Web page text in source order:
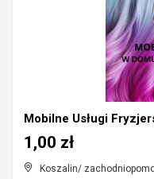
Mobilne Usługi
Koszalin/
1,00 zł